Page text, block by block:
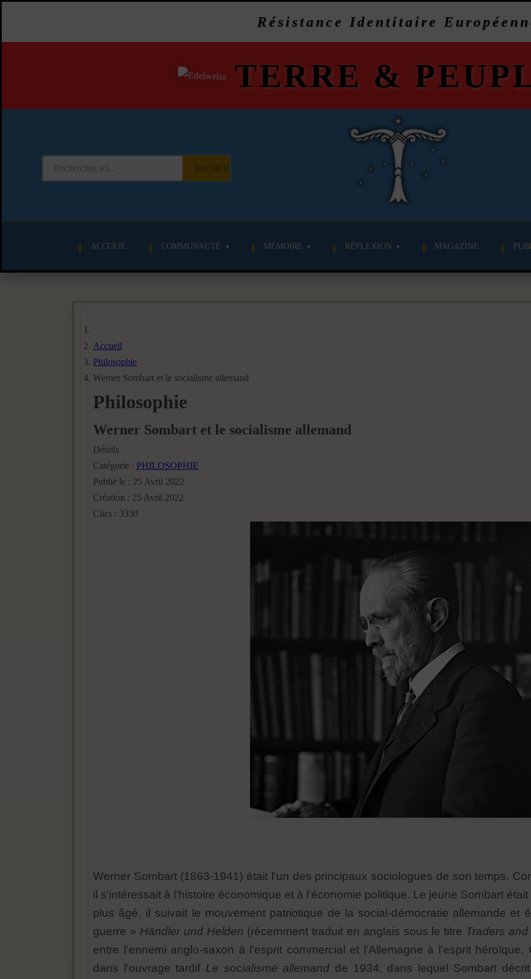
Résistance Identitaire
TERRE &
ACCUEIL COMMUNAUTÉ MÉMOIRE RÉFLEXION MAGAZINE
Accueil
Philosophie
Werner Sombart et le socialisme allemand
Philosophie
Werner Sombart et le socialisme allemand
Détails
Catégorie : PHILOSOPHIE
Publié le : 25 Avril 2022
Création : 25 Avril 2022
Clics : 3330
Werner Sombart (1863-1941) était l'un des principaux sociologues de son temps.
il s'intéressait à l'histoire économique et à l'économie politique. Le jeune Sombart
plus âgé, il suivait le mouvement patriotique de la social-démocratie allemande et
guerre » Händler und Helden (récemment traduit en anglais sous le titre Traders and
entre l'ennemi anglo-saxon à l'esprit commercial et l'Allemagne à l'esprit
dans l'ouvrage tardif Le socialisme allemand de 1934, dans lequel Sombart